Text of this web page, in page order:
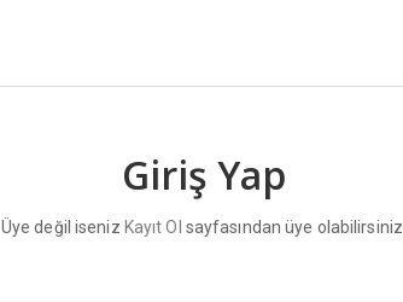
Giriş Yap
Üye değil iseniz Kayıt Ol sayfasından üye olabilirsiniz.